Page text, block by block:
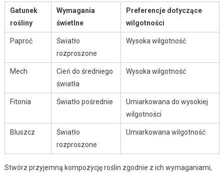
Gatunek
rośliny
Wymagania
świetlne
Preferencje dotyczące
wilgotności
Paproć
Światło
rozproszone
Wysoka wilgotność
Mech
Cień do średniego
światła
Wysoka wilgotność
Fitonia Światło pośrednie
Umiarkowana do wysokiej
wilgotności
Bluszcz
Światło
rozproszone
Umiarkowana wilgotność
Stwórz przyjemną kompozycję roślin zgodnie z ich wymaganiami,